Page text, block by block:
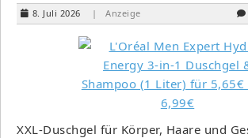
8. Juli 2026 | Anzeige
XXL-Duschgel für Körper, Haare und